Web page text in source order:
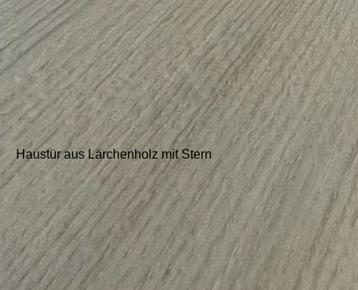
Haustür aus Lärchenholz mit Stern